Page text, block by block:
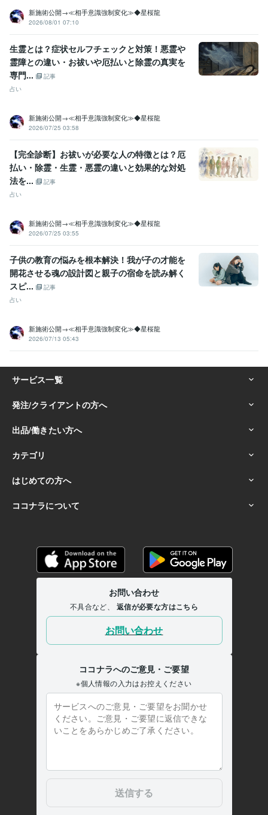
Google ドキュメント:5年PowerPoint:3年Word:3年
カラーミーショップ:15年
得意分野
占い タロット占い・霊感・チャネリング・時マヤ
悩み相談・カウンセリング
新施術公開→≪相手意識強制変化≫◆星桜龍
2026/08/01 07:10
生霊とは？症状セルフチェックと対策！悪霊や
霊障との違い・お祓いや厄払いと除霊の真実を
専門...
記事
占い
新施術公開→≪相手意識強制変化≫◆星桜龍
2026/07/25 03:58
【完全診断】お祓いが必要な人の特徴とは？厄
払い・除霊・生霊・悪霊の違いと効果的な対処
法を...
記事
占い
新施術公開→≪相手意識強制変化≫◆星桜龍
2026/07/25 03:55
子供の教育の悩みを根本解決！我が子の才能を
開花させる魂の設計図と親子の宿命を読み解く
スピ...
記事
占い
新施術公開→≪相手意識強制変化≫◆星桜龍
2026/07/13 05:43